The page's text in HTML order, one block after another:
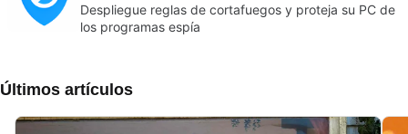
Despliegue reglas de cortafuegos y proteja su PC de
los programas espía
Últimos artículos